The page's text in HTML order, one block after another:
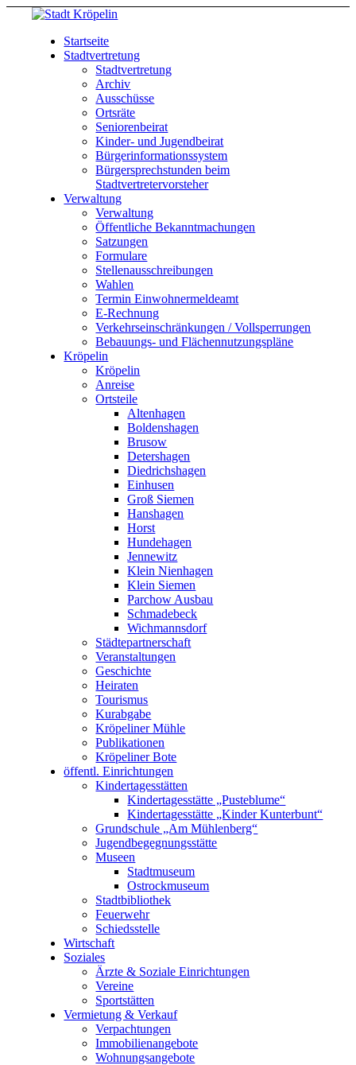
Startseite
Stadtvertretung
Stadtvertretung
Archiv
Ausschüsse
Ortsräte
Seniorenbeirat
Kinder- und Jugendbeirat
Bürgerinformationssystem
Bürgersprechstunden beim
Stadtvertretervorsteher
Verwaltung
Verwaltung
Öffentliche Bekanntmachungen
Satzungen
Formulare
Stellenausschreibungen
Wahlen
Termin Einwohnermeldeamt
E-Rechnung
Verkehrseinschränkungen / Vollsperrungen
Bebauungs- und Flächennutzungspläne
Kröpelin
Kröpelin
Anreise
Ortsteile
Altenhagen
Boldenshagen
Brusow
Detershagen
Diedrichshagen
Einhusen
Groß Siemen
Hanshagen
Horst
Hundehagen
Jennewitz
Klein Nienhagen
Klein Siemen
Parchow Ausbau
Schmadebeck
Wichmannsdorf
Städtepartnerschaft
Veranstaltungen
Geschichte
Heiraten
Tourismus
Kurabgabe
Kröpeliner Mühle
Publikationen
Kröpeliner Bote
öffentl. Einrichtungen
Kindertagesstätten
Kindertagesstätte „Pusteblume“
Kindertagesstätte „Kinder Kunterbunt“
Grundschule „Am Mühlenberg“
Jugendbegegnungsstätte
Museen
Stadtmuseum
Ostrockmuseum
Stadtbibliothek
Feuerwehr
Schiedsstelle
Wirtschaft
Soziales
Ärzte & Soziale Einrichtungen
Vereine
Sportstätten
Vermietung & Verkauf
Verpachtungen
Immobilienangebote
Wohnungsangebote